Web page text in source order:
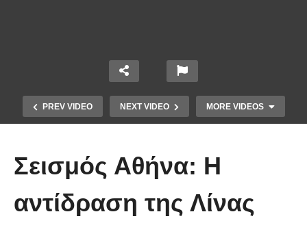
PREV VIDEO NEXT VIDEO MORE VIDEOS
Σεισμός Αθήνα: Η
αντίδραση της Λίνας